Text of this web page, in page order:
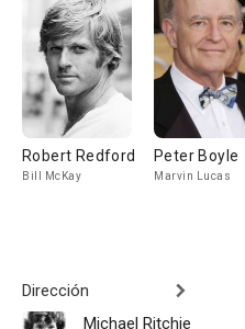
Robert Redford
Bill McKay
Peter Boyle
Marvin Lucas
Dirección
Michael Ritchie